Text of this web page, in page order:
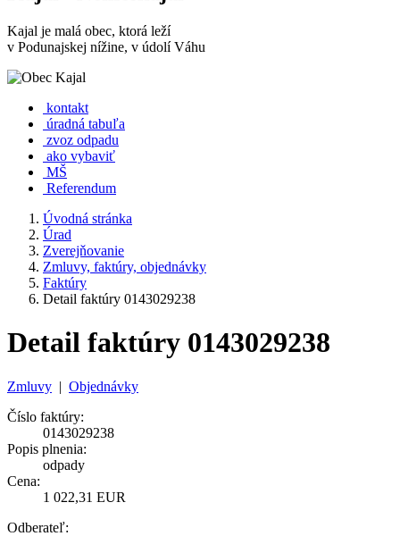
Kajal je malá obec, ktorá leží
v Podunajskej nížine, v údolí Váhu
kontakt
úradná tabuľa
zvoz odpadu
ako vybaviť
MŠ
Referendum
Úvodná stránka
Úrad
Zverejňovanie
Zmluvy, faktúry, objednávky
Faktúry
Detail faktúry 0143029238
Detail faktúry 0143029238
Zmluvy | Objednávky
Číslo faktúry:
0143029238
Popis plnenia:
odpady
Cena:
1 022,31 EUR
Odberateľ: